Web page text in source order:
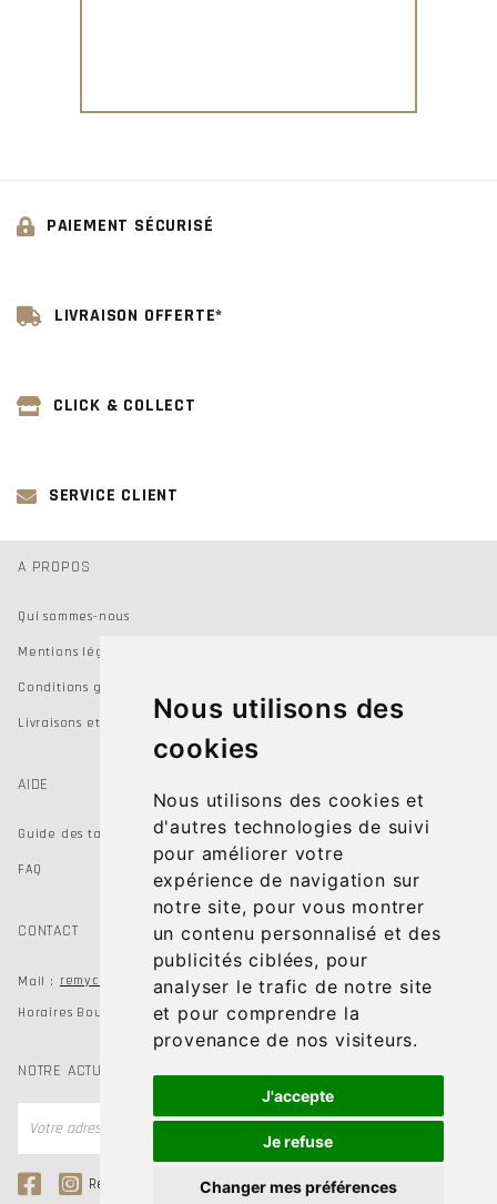
Nous utilisons des
cookies
Nous utilisons des cookies et
d'autres technologies de suivi
pour améliorer votre
expérience de navigation sur
notre site, pour vous montrer
un contenu personnalisé et des
publicités ciblées, pour
analyser le trafic de notre site
et pour comprendre la
provenance de nos visiteurs.
J'accepte
Je refuse
Changer mes préférences
PAIEMENT SÉCURISÉ
LIVRAISON OFFERTE*
CLICK & COLLECT
SERVICE CLIENT
A PROPOS
Qui sommes-nous
Mentions légales
Conditions générales de vente
Livraisons et Retours
AIDE
Guide des tailles
FAQ
CONTACT
Mail : remychausseur@gmail.com
Horaires Boutiques du mardi au samedi de 9h à 19h
NOTRE ACTUALITÉ
OK
Remy Chausseur Remy Kids Shoes